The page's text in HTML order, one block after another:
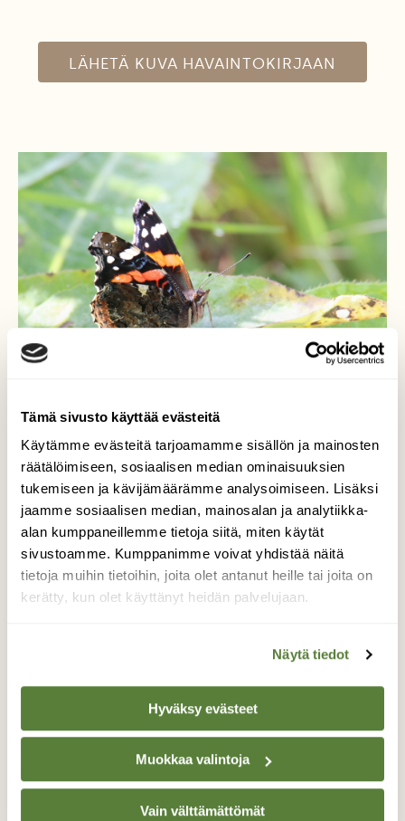
Tämä sivusto käyttää evästeitä
Käytämme evästeitä tarjoamamme sisällön ja mainosten
räätälöimiseen, sosiaalisen median ominaisuuksien
tukemiseen ja kävijämäärämme analysoimiseen. Lisäksi
jaamme sosiaalisen median, mainosalan ja analytiikka-
alan kumppaneillemme tietoja siitä, miten käytät
sivustoamme. Kumppanimme voivat yhdistää näitä
tietoja muihin tietoihin, joita olet antanut heille tai joita on
kerätty, kun olet käyttänyt heidän palvelujaan.
Näytä tiedot
Hyväksy evästeet
Muokkaa valintoja
Vain välttämättömät
LÄHETÄ KUVA HAVAINTOKIRJAAN
Amiraaliperhonen
Kyllä amiraaliperhonen on kaunis myös
alapinnalta. Näin amiraaleja sunnuntaina
Reijolan pellolla, kun olin bongaamassa
lintuja ystäväni kanssa.
TAKAISIN LISTAAN